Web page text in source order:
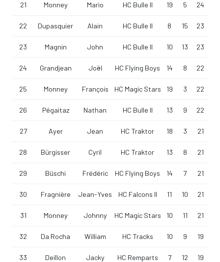
21 Monney Mario HC Bulle II 19 5 24
22 Dupasquier Alain HC Bulle II 8 15 23
23 Magnin John HC Bulle II 10 13 23
24 Grandjean Joël HC Flying Boys 14 8 22
25 Monney François HC Magic Stars 19 3 22
26 Pégaitaz Nathan HC Bulle II 13 9 22
27 Ayer Jean HC Traktor 18 3 21
28 Bürgisser Cyril HC Traktor 13 8 21
29 Büschi Frédéric HC Flying Boys 14 7 21
30 Fragnière Jean-Yves HC Falcons II 11 10 21
31 Monney Johnny HC Magic Stars 10 11 21
32 Da Rocha William HC Tracks 10 9 19
33 Deillon Jacky HC Remparts 7 12 19